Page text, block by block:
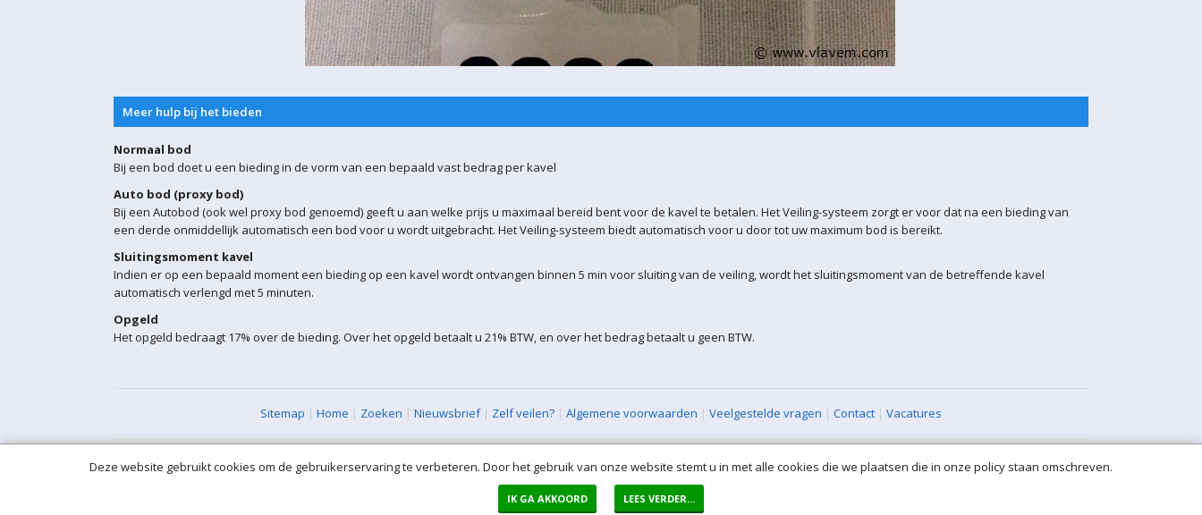
Meer hulp bij het bieden
Normaal bod
Bij een bod doet u een bieding in de vorm van een bepaald vast bedrag per kavel
Auto bod (proxy bod)
Bij een Autobod (ook wel proxy bod genoemd) geeft u aan welke prijs u maximaal bereid bent voor de kavel te betalen. Het Veiling-systeem zorgt er voor dat na een bieding van
een derde onmiddellijk automatisch een bod voor u wordt uitgebracht. Het Veiling-systeem biedt automatisch voor u door tot uw maximum bod is bereikt.
Sluitingsmoment kavel
Indien er op een bepaald moment een bieding op een kavel wordt ontvangen binnen 5 min voor sluiting van de veiling, wordt het sluitingsmoment van de betreffende kavel
automatisch verlengd met 5 minuten.
Opgeld
Het opgeld bedraagt 17% over de bieding. Over het opgeld betaalt u 21% BTW, en over het bedrag betaalt u geen BTW.
Sitemap | Home | Zoeken | Nieuwsbrief| Zelf veilen? | Algemene voorwaarden | Veelgestelde vragen | Contact | Vacatures
XML Sitemap| All rights reserved (VLAVEM-WEB-2)
Deze website gebruikt cookies om de gebruikerservaring te verbeteren. Door het gebruik van onze website stemt u in met alle cookies die we plaatsen die in onze policy staan omschreven.
IK GA AKKOORD LEES VERDER...